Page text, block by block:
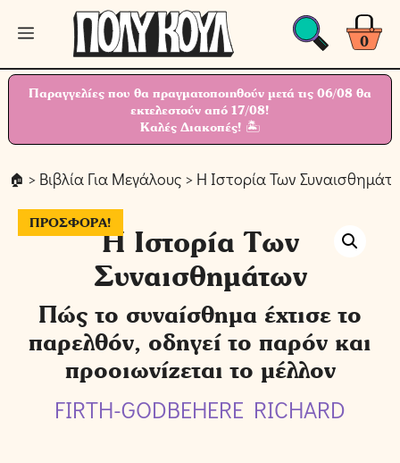
Μετάβαση
περιεχόμενο
0
Μενού
Παραγγελίες που θα πραγματοποιηθούν μετά τις 06/08 θα
εκτελεστούν από 17/08!
Καλές Διακοπές! 🏝
> Βιβλία Για Μεγάλους > Η Ιστορία Των
ΠΡΟΣΦΟΡΆ!
Η Ιστορία Των
Συναισθημάτων
Πώς το συναίσθημα έχτισε το
παρελθόν, οδηγεί το παρόν και
προοιωνίζεται το μέλλον
FIRTH-GODBEHERE RICHARD